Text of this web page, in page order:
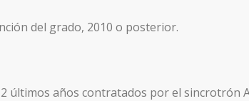
del grado, 2010 o posterior.
últimos años contratados por el sincrotrón